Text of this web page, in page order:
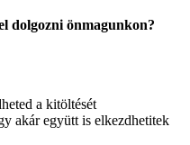
dolgozni önmagunkon?
a kitöltését
akár együtt is elkezdhetitek